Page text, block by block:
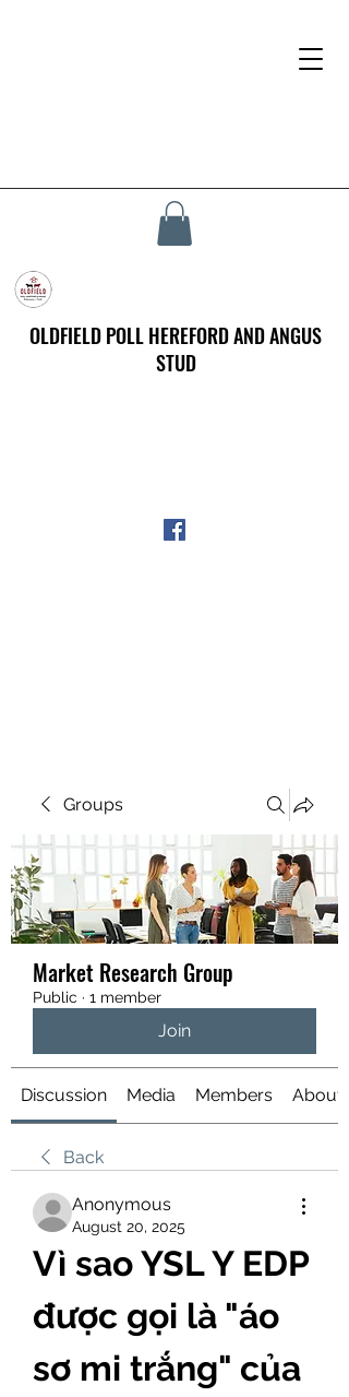
OLDFIELD POLL HEREFORD AND ANGUS
STUD
Groups
Market Research Group
Public · 1 member
Join
Discussion Media Members About
Back
Anonymous
August 20, 2025
Vì sao YSL Y EDP
được gọi là "áo
sơ mi trắng" của